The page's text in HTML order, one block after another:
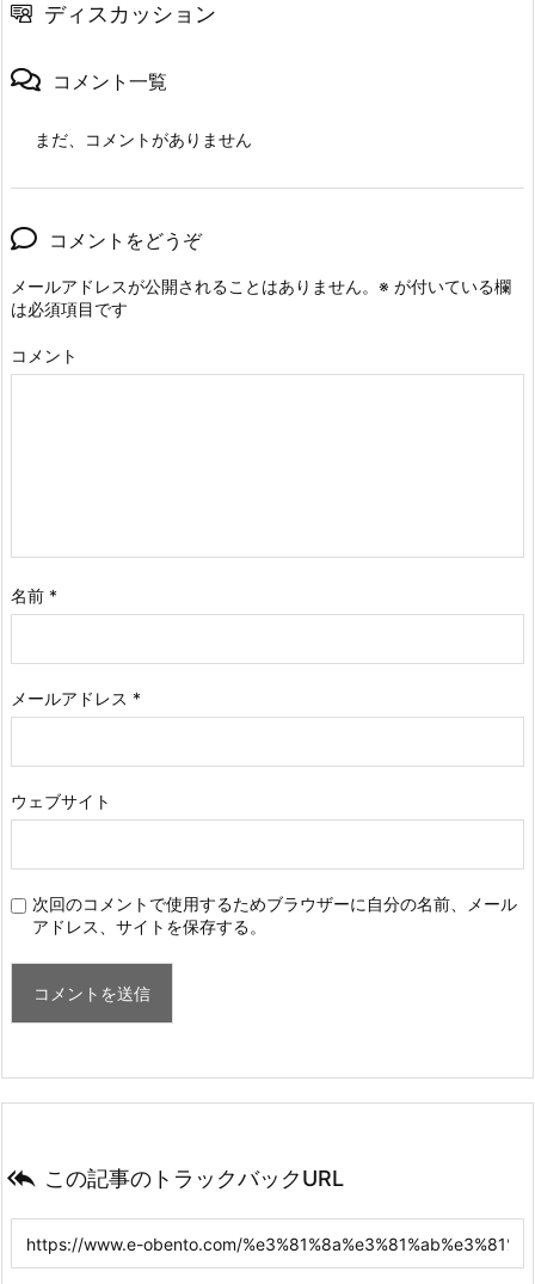
ディスカッション
コメント一覧
まだ、コメントがありません
コメントをどうぞ
メールアドレスが公開されることはありません。 ※ が付いている欄
は必須項目です
コメント
名前 *
メールアドレス *
ウェブサイト
次回のコメントで使用するためブラウザーに自分の名前、メール
アドレス、サイトを保存する。
 この記事のトラックバックURL